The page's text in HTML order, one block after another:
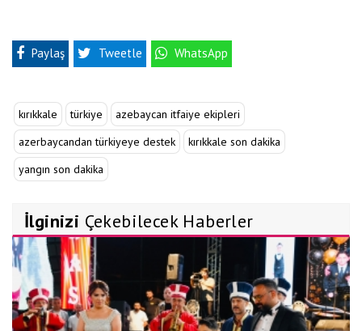
Paylaş Tweetle WhatsApp
kırıkkale türkiye
azebaycan itfaiye ekipleri
azerbaycandan türkiyeye destek
kırıkkale son dakika
yangın son dakika
İlginizi Çekebilecek Haberler